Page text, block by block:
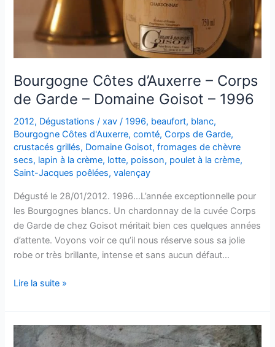
Bourgogne Côtes d’Auxerre – Corps
de Garde – Domaine Goisot – 1996
2012, Dégustations /xav/1996, beaufort, blanc,
Bourgogne Côtes d'Auxerre,comté,Corps de Garde,
crustacés grillés, Domaine Goisot,fromages de chèvre
secs, lapin à la crème, lotte, poisson, poulet à la crème,
Saint-Jacques poêlées,valençay
Dégusté le 28/01/2012. 1996…L’année exceptionnelle pour
les Bourgognes blancs. Un chardonnay de la cuvée Corps
de Garde de chez Goisot méritait bien ces quelques années
d’attente. Voyons voir ce qu’il nous réserve sous sa jolie
robe or très brillante, intense et sans aucun défaut…
Bourgogne
d’Auxerre
–
Corps
Lire la suite »